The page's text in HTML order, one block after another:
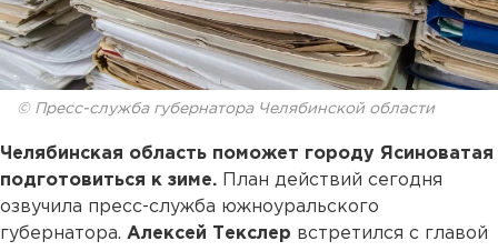
© Пресс-служба губернатора Челябинской области
Челябинская область поможет городу Ясиноватая
подготовиться к зиме. План действий сегодня
озвучила пресс-служба южноуральского
губернатора. Алексей Текслер встретился с главой